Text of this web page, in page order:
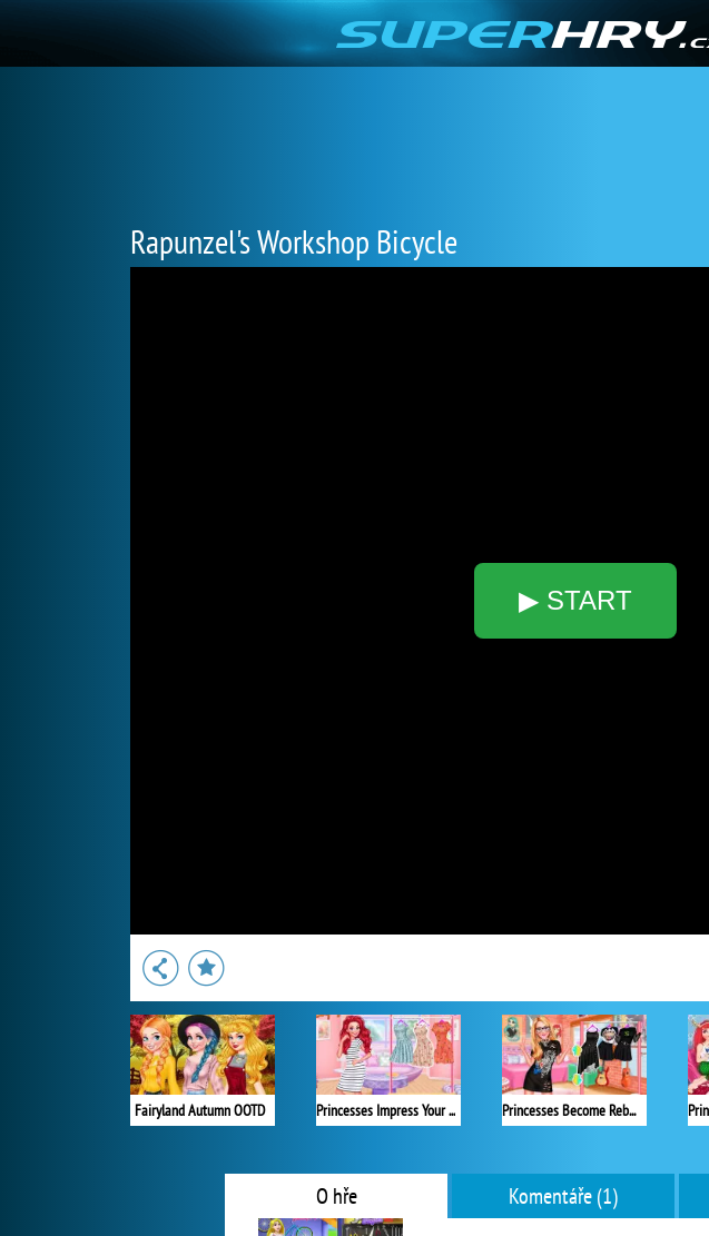
Rapunzel's Workshop Bicycle
▶ START
Fairyland Autumn OOTD Princesses Impress Your School Crush Princesses Become Rebels Punks
O hře Komentáře (1)